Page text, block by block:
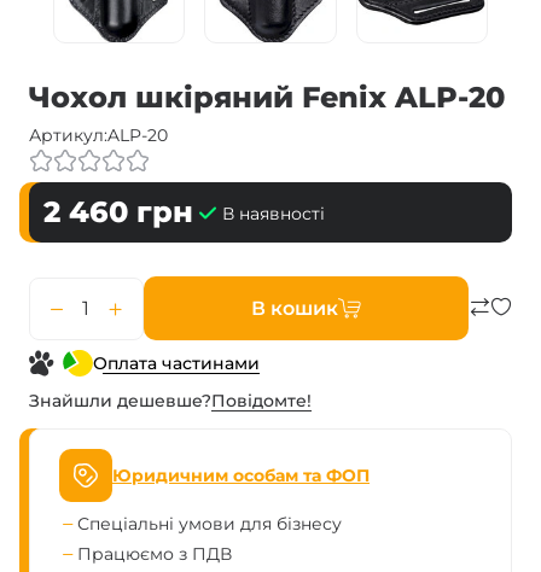
Чохол шкіряний Fenix ALP-20
Артикул:ALP-20
2 460 грн В наявності
В кошик
Оплата частинами
Знайшли дешевше?Повiдомте!
Юридичним особам та ФОП
Спеціальні умови для бізнесу
Працюємо з ПДВ